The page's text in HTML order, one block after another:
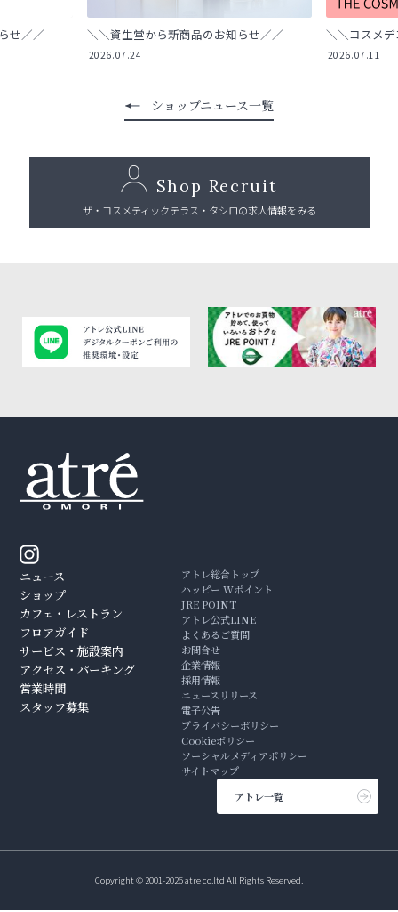
せ／／ ＼＼資生堂から新商品のお知らせ／／
2026.07.24
＼＼コスメ
2026.07.11
ショップニュース一覧
Shop Recruit
ザ・コスメティックテラス・タシロの求人情報をみる
ニュース
ショップ
カフェ・レストラン
フロアガイド
サービス・施設案内
アクセス・パーキング
営業時間
スタッフ募集
アトレ総合トップ
ハッピー Wポイント
JRE POINT
アトレ公式LINE
よくあるご質問
お問合せ
企業情報
採用情報
ニュースリリース
電子公告
プライバシーポリシー
Cookieポリシー
ソーシャルメディアポリシー
サイトマップ
アトレ一覧
Copyright © 2001-2026 atre co.ltd All Rights Reserved.